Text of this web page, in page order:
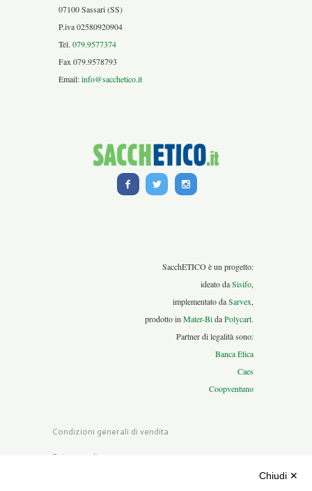
07100 Sassari (SS)
P.iva 02580920904
Tel. 079.9577374
Fax 079.9578793
Email:info@sacchetico.it
SacchETICO è un progetto:
ideato daSisifo,
implementato daSarvex,
prodotto in Mater-BidaPolycart.
Partner di legalità sono:
Banca Etica
Caes
Coopventuno
Condizioni generali di vendita
Privacy policy
Chiudi ✕